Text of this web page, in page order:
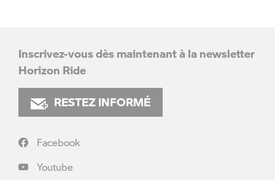
Inscrivez-vous dès maintenant à la newsletter
Horizon Ride
RESTEZ INFORMÉ
Facebook
Youtube